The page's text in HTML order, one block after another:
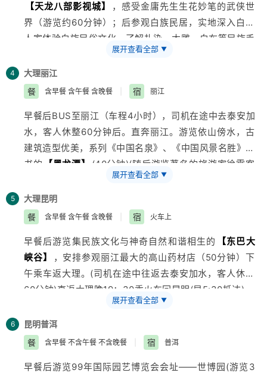
【天龙八部影视城】
，感受金庸先生生花妙笔的武侠世
界（游览约60分钟）；后参观白族民居，实地深入白族
人家体验白族民俗文化，了解扎染，木雕、白布等民族手
工艺的传承（游览约30分钟）；后欣赏白族三道茶歌舞
表演，感受一苦二甜三回味的人生感悟（游览约30分
钟）；午餐后参观白家银坊，领略白族工匠高超的银器制
作水平（参观约60分钟）；下午乘坐游船游览
丽的【高原湖泊-洱海】：攀罗荃半岛，饱览苍山洱海水
天一色的壮丽风光；登天镜阁，回味南诏大理历经千年的
历史沿革（游览约120分钟）；后游览国家历史文化名
城- 【大理古城，洋人街】，感受古城风韵（游览45分
弘场面的大型山水实景表演-《希夷之大理》，感受白族
古老传说《望夫云》的凄美爱情故事（表演约90分
展开查看全部 ▼
4 大理丽江
餐
含早餐 含午餐 含晚餐 宿 丽江
早餐后BUS至丽江（车程4小时），司机在途中去泰安加
水，客人休整60分钟后。直奔丽江。游览依山傍水，古
建筑造型优美，系列《中国名泉》、《中国风景名胜》等
书的
【黑龙潭】 (40分钟)(随后游览著名的旅游家徐霞客
曾经到过的“茶马古道”重镇——【束河古镇】
安排参观丽江纳西传统刀展览和品尝丽江古城老茶（各
40分钟） 晚上可品尝酒吧一条街的美酒佳肴。 游览世
界文化遗产——
【丽江古城】
“家家门前有流水，户户垂杨塞江南、行古道青石、品古
城幽韵、感悟纳西文化。晚可欣赏大型民族歌舞表演—丽
水金沙（A票180元/人，B票160元/人，C票140元/人）
展开查看全部 ▼
5 大理昆明
餐
含早餐 含午餐 含晚餐 宿 火车上
早餐后游览集民族文化与神奇自然和谐相生的
【东巴大
峡谷】
，安排参观丽江最大的高山药材店（50分钟）下
午乘车返大理。(司机在途中往返去泰安加水，客人休整
60分钟)直返大理晚19：30乘火车回昆明(早5:30抵达)。
展开查看全部 ▼
6 昆明普洱
餐
含早餐 不含午餐 不含晚餐 宿 普洱
早餐后游览99年国际园艺博览会会址——世博园(游览3